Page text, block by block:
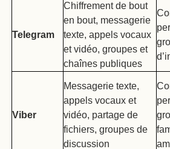
Telegram
Chiffrement de bout
en bout, messagerie
texte, appels vocaux
et vidéo, groupes et
chaînes publiques
Viber
Messagerie texte,
appels vocaux et
vidéo, partage de
fichiers, groupes de
discussion